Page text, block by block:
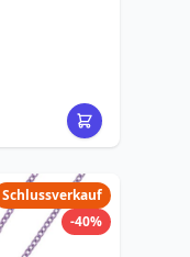
Schlussverkauf
-40%